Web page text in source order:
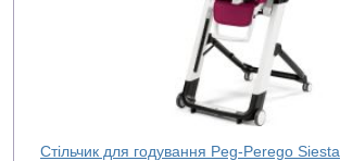
Стільчик для годування Peg-Perego Siesta